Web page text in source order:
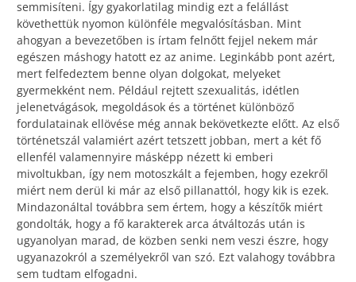
semmisíteni. Így gyakorlatilag mindig ezt a felállást
követhettük nyomon különféle megvalósításban. Mint
ahogyan a bevezetőben is írtam felnőtt fejjel nekem már
egészen máshogy hatott ez az anime. Leginkább pont azért,
mert felfedeztem benne olyan dolgokat, melyeket
gyermekként nem. Például rejtett szexualitás, idétlen
jelenetvágások, megoldások és a történet különböző
fordulatainak ellövése még annak bekövetkezte előtt. Az első
történetszál valamiért azért tetszett jobban, mert a két fő
ellenfél valamennyire másképp nézett ki emberi
mivoltukban, így nem motoszkált a fejemben, hogy ezekről
miért nem derül ki már az első pillanattól, hogy kik is ezek.
Mindazonáltal továbbra sem értem, hogy a készítők miért
gondolták, hogy a fő karakterek arca átváltozás után is
ugyanolyan marad, de közben senki nem veszi észre, hogy
ugyanazokról a személyekről van szó. Ezt valahogy továbbra
sem tudtam elfogadni.